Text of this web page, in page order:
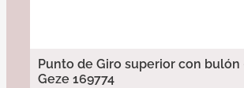
Punto de Giro superior con bulón
Geze 169774